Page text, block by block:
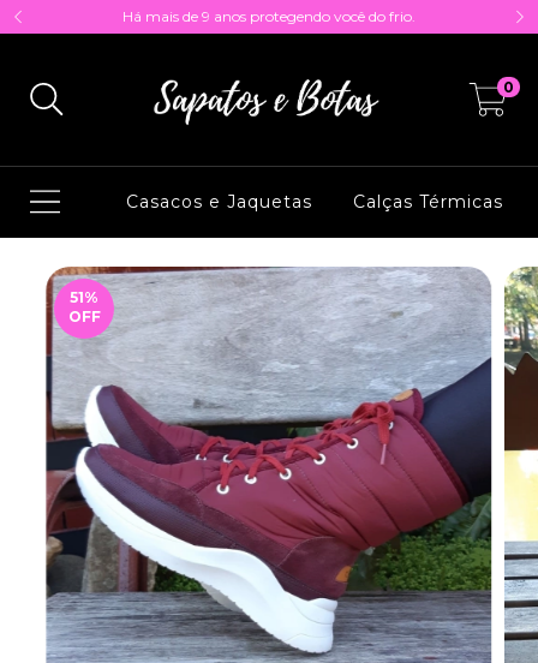
Há mais de 9 anos protegendo você do frio.
0
Casacos e Jaquetas Calças Térmicas
51%
OFF